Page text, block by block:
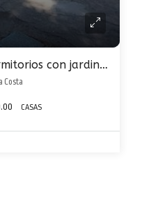
Casa en Alquiler de 2 Dormitorios con jardin y parrillero en El Pinar
Costa
CASAS